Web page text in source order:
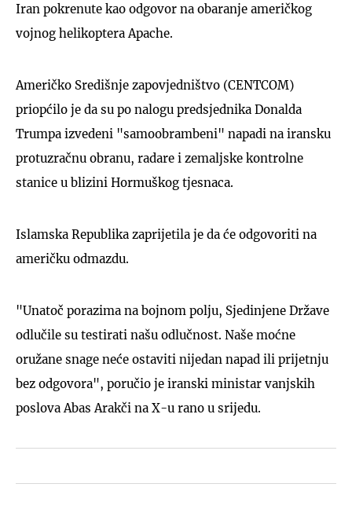
Iran pokrenute kao odgovor na obaranje američkog
vojnog helikoptera Apache.
Američko Središnje zapovjedništvo (CENTCOM)
priopćilo je da su po nalogu predsjednika Donalda
Trumpa izvedeni "samoobrambeni" napadi na iransku
protuzračnu obranu, radare i zemaljske kontrolne
stanice u blizini Hormuškog tjesnaca.
Islamska Republika zaprijetila je da će odgovoriti na
američku odmazdu.
"Unatoč porazima na bojnom polju, Sjedinjene Države
odlučile su testirati našu odlučnost. Naše moćne
oružane snage neće ostaviti nijedan napad ili prijetnju
bez odgovora", poručio je iranski ministar vanjskih
poslova Abas Arakči na X-u rano u srijedu.